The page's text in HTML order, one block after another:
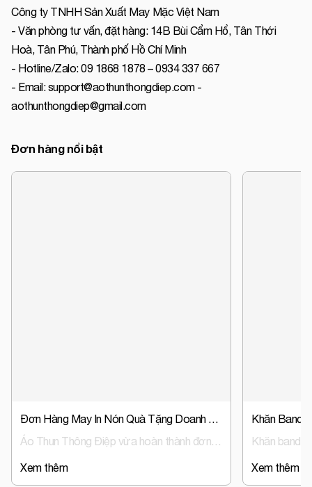
Công ty TNHH Sản Xuất May Mặc Việt Nam
- Văn phòng tư vấn, đặt hàng: 14B Bùi Cẩm Hổ, Tân Thới
Hoà, Tân Phú, Thành phố Hồ Chí Minh
- Hotline/Zalo: 09 1868 1878 – 0934 337 667
- Email: support@aothunthongdiep.com -
aothunthongdiep@gmail.com
Đơn hàng nổi bật
Đơn Hàng May In Nón Quà Tặng Doanh Nghiệp, Nón Đồng Phục Trust Event & Media
Áo Thun Thông Điệp vừa hoàn thành đơn hàng sản xuất nón đồng phục, nón quà tặng doanh nghiệp cho Trust Event & Media – đơn vị hoạt động trong lĩnh vực tổ chức sự kiện và truyền thông.
Xem thêm Xem thêm